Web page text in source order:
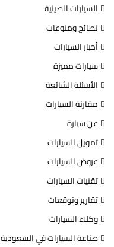
السيارات الصينية
نصائح ومنوعات
أخبار السيارات
سيارات مميزة
الأسئلة الشائعة
مقارنة السيارات
عن سيارة
تمويل السيارات
عروض السيارات
تقنيات السيارات
تقارير وتوقعات
وكلاء السيارات
صناعة السيارات في السعودية